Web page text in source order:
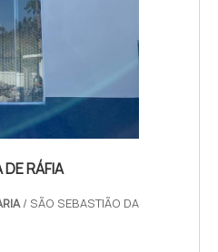
RÁFIA
/ SÃO SEBASTIÃO DA